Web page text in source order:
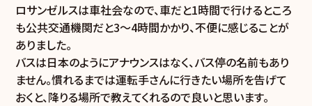
ロサンゼルスは車社会なので、車だと1時間で行けるところ
も公共交通機関だと3～4時間かかり、不便に感じることが
ありました。
バスは日本のようにアナウンスはなく、バス停の名前もあり
ません。慣れるまでは運転手さんに行きたい場所を告げて
おくと、降りる場所で教えてくれるので良いと思います。